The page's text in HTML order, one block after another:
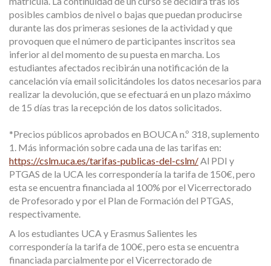
posibles cambios de nivel o bajas que puedan producirse
durante las dos primeras sesiones de la actividad y que
provoquen que el número de participantes inscritos sea
inferior al del momento de su puesta en marcha. Los
estudiantes afectados recibirán una notificación de la
cancelación vía email solicitándoles los datos necesarios para
realizar la devolución, que se efectuará en un plazo máximo
de 15 días tras la recepción de los datos solicitados.
*Precios públicos aprobados en BOUCA n.º 318, suplemento
1. Más información sobre cada una de las tarifas en:
https://cslm.uca.es/tarifas-publicas-del-cslm/Al PDI y
PTGAS de la UCA les correspondería la tarifa de 150€, pero
esta se encuentra financiada al 100% por el Vicerrectorado
de Profesorado y por el Plan de Formación del PTGAS,
respectivamente.
A los estudiantes UCA y Erasmus Salientes les
correspondería la tarifa de 100€, pero esta se encuentra
financiada parcialmente por el Vicerrectorado de